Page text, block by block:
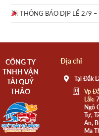
THÔNG BÁO DỊP LỄ 2/9
CÔNG TY
TNHH VẬN
TẢI QUÝ
THẢO
Địa chỉ
Tại Đắk
Vp
Lắk:
Ngô
Tự,
An,
Ma